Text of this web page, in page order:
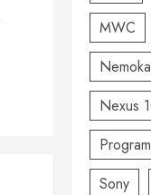
MWC
Nexus
Sony